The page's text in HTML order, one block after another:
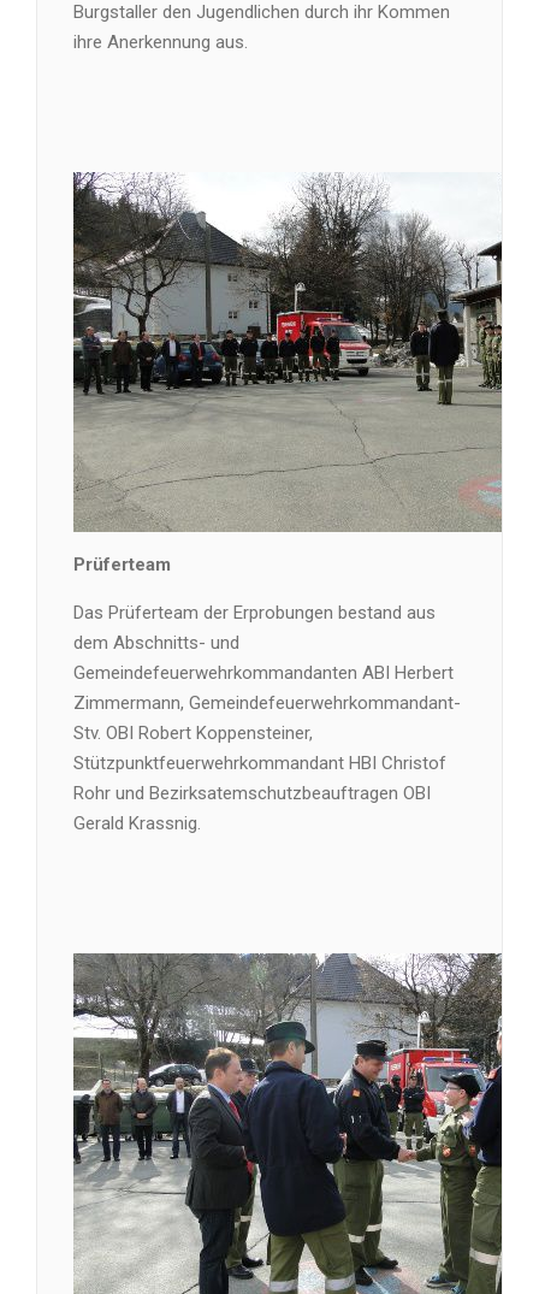
Burgstaller den Jugendlichen durch ihr Kommen
ihre Anerkennung aus.
Prüferteam
Das Prüferteam der Erprobungen bestand aus
dem Abschnitts- und
Gemeindefeuerwehrkommandanten ABI Herbert
Zimmermann, Gemeindefeuerwehrkommandant-
Stv. OBI Robert Koppensteiner,
Stützpunktfeuerwehrkommandant HBI Christof
Rohr und Bezirksatemschutzbeauftragen OBI
Gerald Krassnig.